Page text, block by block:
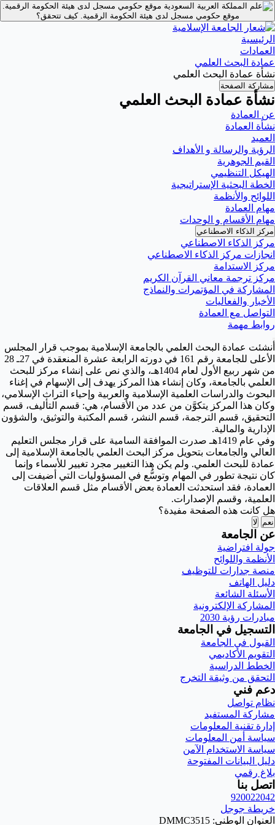
موقع حكومي مسجل لدى هيئة الحكومة الرقمية.
موقع حكومي مسجل لدى هيئة الحكومة الرقمية.كيف تتحقق؟
الرئيسية
العمادات
عمادة البحث العلمي
نشأة عمادة البحث العلمي
مشاركة الصفحة
نشأة عمادة البحث العلمي
عن العمادة
نشأة العمادة
العميد
الرؤية والرسالة و الأهداف
القيم الجوهرية
الهيكل التنظيمي
الخطة البحثية الإستراتيجية
اللوائح والأنظمة
مهام العمادة
مهام الأقسام و الوحدات
مركز الذكاء الاصطناعي
مركز الذكاء الاصطناعي
انجازات مركز الذكاء الاصطناعي
مركز الاستدامة
مركز ترجمة معاني القرآن الكريم
المشاركة في المؤتمرات والنماذج
الأخبار والفعاليات
التواصل مع العمادة
روابط مهمة
أنشئت عمادة البحث العلمي بالجامعة الإسلامية بموجب قرار المجلس
الأعلى للجامعة رقم 161 في دورته الرابعة عشرة المنعقدة في 27ـ 28
من شهر ربيع الأول لعام 1404هـ، والذي نص على إنشاء مركز للبحث
العلمي بالجامعة، وكان إنشاء هذا المركز يهدف إلى الإسهام في إغناء
البحوث والدراسات العلمية الإسلامية والعربية وإحياء التراث الإسلامي،
وكان هذا المركز يتكوَّن من عدد من الأقسام، هي: قسم التأليف، قسم
التحقيق، قسم الترجمة، قسم النشر، قسم المكتبة والتوثيق، والشؤون
الإدارية والمالية.
وفي عام 1419هـ صدرت الموافقة السامية على قرار مجلس التعليم
العالي والجامعات بتحويل مركز البحث العلمي بالجامعة الإسلامية إلى
عمادة للبحث العلمي. ولم يكن هذا التغيير مجرد تغيير للأسماء وإنما
كان نتيجة تطور في المهام وتوسُّع في المسؤوليات التي أضيفت إلى
العمادة، فقد استحدثت العمادة بعض الأقسام مثل قسم العلاقات
العلمية، وقسم الإصدارات.
هل كانت هذه الصفحة مفيدة؟
نعم لا
عن الجامعة
جولة افتراضية
الأنظمة واللوائح
منصة جدارات للتوظيف
دليل الهاتف
الأسئلة الشائعة
المشاركة الإلكترونية
مبادرات رؤية 2030
التسجيل في الجامعة
القبول في الجامعة
التقويم الأكاديمي
الخطط الدراسية
التحقق من وثيقة التخرج
دعم فني
نظام تواصل
مشاركة المستفيد
إدارة تقنية المعلومات
سياسة أمن المعلومات
سياسة الاستخدام الآمن
دليل البيانات المفتوحة
بلاغ رقمي
اتصل بنا
920022042
خريطة جوجل
العنوان الوطني: DMMC3515